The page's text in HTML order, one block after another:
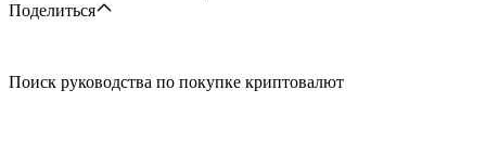
Поделиться
Поиск руководства по покупке криптовалют